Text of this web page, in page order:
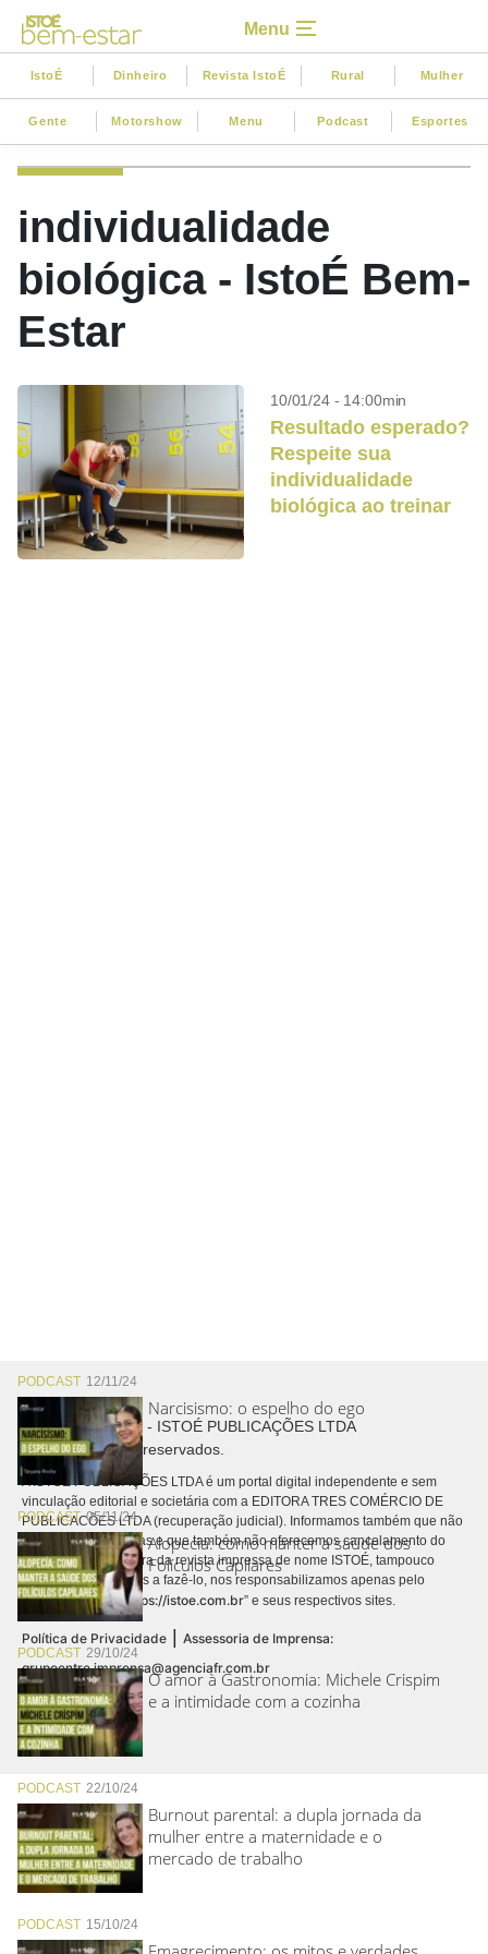
Menu
IstoÉ Dinheiro Revista IstoÉ Rural Mulher
Gente Motorshow Menu Podcast Esportes
individualidade
biológica - IstoÉ Bem-
Estar
10/01/24 - 14:00min
Resultado esperado?
Respeite sua
individualidade
biológica ao treinar
PODCAST 12/11/24
Narcisismo: o espelho do ego
PODCAST05/11/24
Alopecia: como manter a saúde dos
Folículos Capilares
PODCAST 29/10/24
O amor à Gastronomia: Michele Crispim
e a intimidade com a cozinha
PODCAST 22/10/24
Burnout parental: a dupla jornada da
mulher entre a maternidade e o
mercado de trabalho
PODCAST 15/10/24
Copyright © 2026 - ISTOÉ PUBLICAÇÕES LTDA
Todos os direitos reservados.
A ISTOÉ PUBLICAÇÕES LTDA é um portal digital independente e sem
vinculação editorial e societária com a EDITORA TRES COMÉRCIO DE
PUBLICACÕES LTDA (recuperação judicial). Informamos também que não
realizamos cobranças e que também não oferecemos cancelamento do
contrato de assinatura da revista impressa de nome ISTOÉ, tampouco
autorizamos terceiros a fazê-lo, nos responsabilizamos apenas pelo
conteúdo digital “https://istoe.com.br” e seus respectivos sites.
Política de Privacidade | Assessoria de Imprensa:
grupoentre.imprensa@agenciafr.com.br